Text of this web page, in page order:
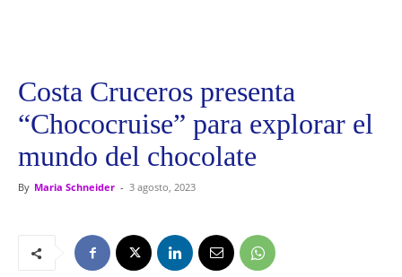
Costa Cruceros presenta
“Chococruise” para explorar el
mundo del chocolate
By Maria Schneider - 3 agosto, 2023